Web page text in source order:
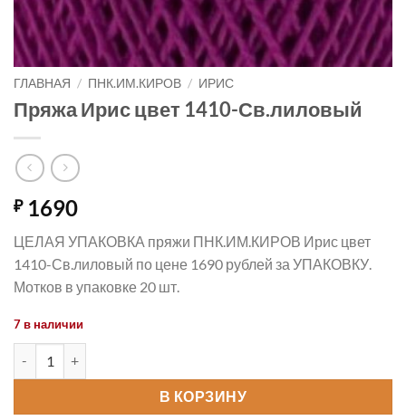
ГЛАВНАЯ / ПНК.ИМ.КИРОВ / ИРИС
Пряжа Ирис цвет 1410-Св.лиловый
₽1690
ЦЕЛАЯ УПАКОВКА пряжи ПНК.ИМ.КИРОВ Ирис цвет
1410-Св.лиловый по цене 1690 рублей за УПАКОВКУ.
Мотков в упаковке 20 шт.
7 в наличии
В КОРЗИНУ